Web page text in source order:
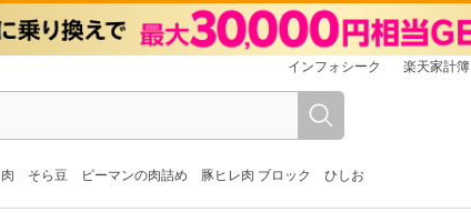
インフォシーク 楽天家計簿
そら豆 ピーマンの肉詰め 豚ヒレ肉 ブロック ひしお